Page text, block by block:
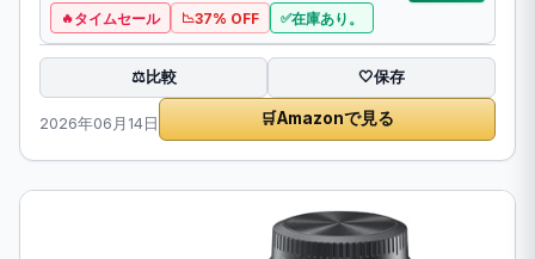
タイムセール 37% OFF 在庫あり。
⚖️比較 🤍保存
2026年06月14日 🛒Amazonで見る